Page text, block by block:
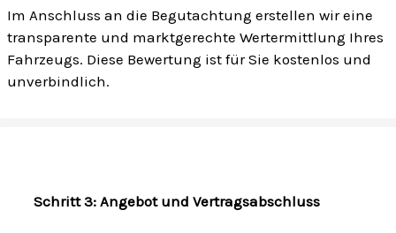
Im Anschluss an die Begutachtung erstellen wir eine
transparente und marktgerechte Wertermittlung Ihres
Fahrzeugs. Diese Bewertung ist für Sie kostenlos und
unverbindlich.
Schritt 3: Angebot und Vertragsabschluss